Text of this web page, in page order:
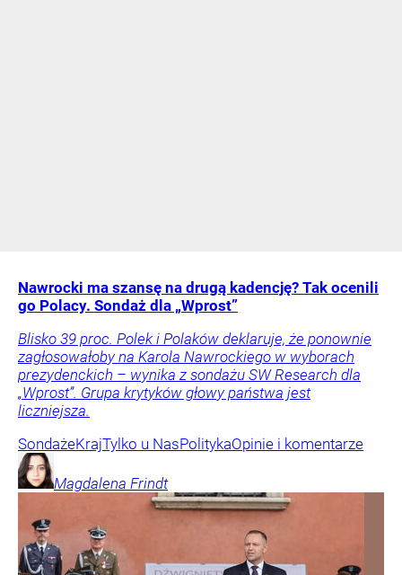
Nawrocki ma szansę na drugą kadencję? Tak ocenili
go Polacy. Sondaż dla „Wprost”
Blisko 39 proc. Polek i Polaków deklaruje, że ponownie
zagłosowałoby na Karola Nawrockiego w wyborach
prezydenckich – wynika z sondażu SW Research dla
„Wprost”. Grupa krytyków głowy państwa jest
liczniejsza.
SondażeKrajTylko u NasPolitykaOpinie i komentarze
Magdalena Frindt